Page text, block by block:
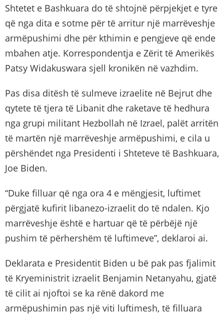
Shtetet e Bashkuara do të shtojnë përpjekjet e tyre
që nga dita e sotme për të arritur një marrëveshje
armëpushimi dhe për kthimin e pengjeve që ende
mbahen atje. Korrespondentja e Zërit të Amerikës
Patsy Widakuswara sjell kronikën në vazhdim.
Pas disa ditësh të sulmeve izraelite në Bejrut dhe
qytete të tjera të Libanit dhe raketave të hedhura
nga grupi militant Hezbollah në Izrael, palët arritën
të martën një marrëveshje armëpushimi, e cila u
përshëndet nga Presidenti i Shteteve të Bashkuara,
Joe Biden.
“Duke filluar që nga ora 4 e mëngjesit, luftimet
përgjatë kufirit libanezo-izraelit do të ndalen. Kjo
marrëveshje është e hartuar që të përbëjë një
pushim të përhershëm të luftimeve”, deklaroi ai.
Deklarata e Presidentit Biden u bë pak pas fjalimit
të Kryeministrit izraelit Benjamin Netanyahu, gjatë
të cilit ai njoftoi se ka rënë dakord me
armëpushimin pas një viti luftimesh, të filluara